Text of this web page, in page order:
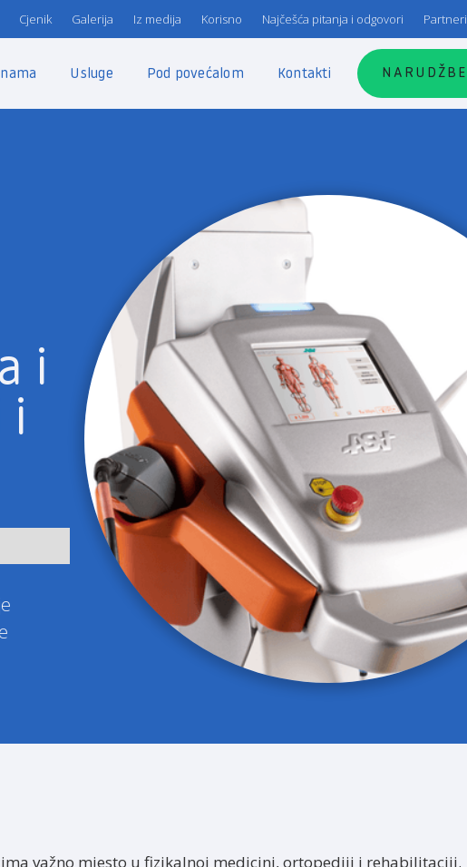
Cjenik Galerija Iz medija Korisno Najčešća pitanja i odgovori Partneri
Usluge Pod povećalom Kontakti NARUDŽBE
i
i
važno mjesto u fizikalnoj medicini, ortopediji i rehabilitaciji.